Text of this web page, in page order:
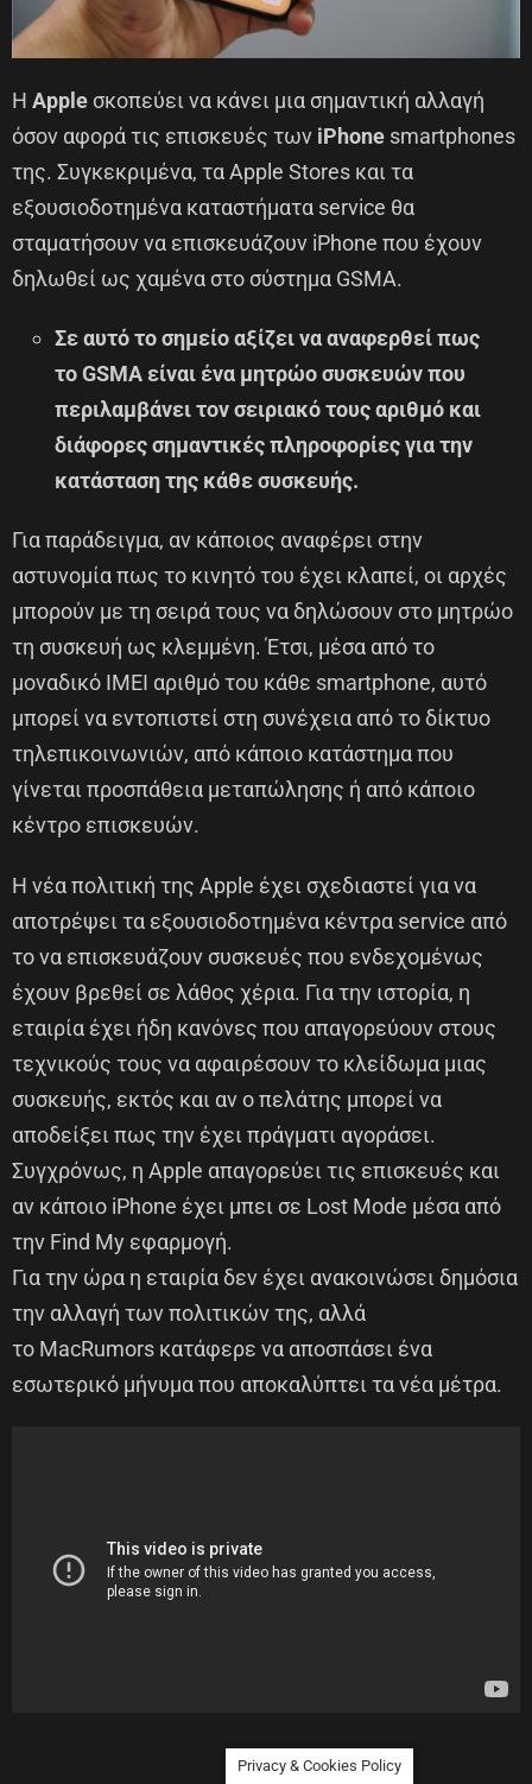
Η Apple σκοπεύει να κάνει μια σημαντική αλλαγή
όσον αφορά τις επισκευές των iPhone smartphones
της. Συγκεκριμένα, τα Apple Stores και τα
εξουσιοδοτημένα καταστήματα service θα
σταματήσουν να επισκευάζουν iPhone που έχουν
δηλωθεί ως χαμένα στο σύστημα GSMA.
Σε αυτό το σημείο αξίζει να αναφερθεί πως
το GSMA είναι ένα μητρώο συσκευών που
περιλαμβάνει τον σειριακό τους αριθμό και
διάφορες σημαντικές πληροφορίες για την
κατάσταση της κάθε συσκευής.
Για παράδειγμα, αν κάποιος αναφέρει στην
αστυνομία πως το κινητό του έχει κλαπεί, οι αρχές
μπορούν με τη σειρά τους να δηλώσουν στο μητρώο
τη συσκευή ως κλεμμένη. Έτσι, μέσα από το
μοναδικό IMEI αριθμό του κάθε smartphone, αυτό
μπορεί να εντοπιστεί στη συνέχεια από το δίκτυο
τηλεπικοινωνιών, από κάποιο κατάστημα που
γίνεται προσπάθεια μεταπώλησης ή από κάποιο
κέντρο επισκευών.
Η νέα πολιτική της Apple έχει σχεδιαστεί για να
αποτρέψει τα εξουσιοδοτημένα κέντρα service από
το να επισκευάζουν συσκευές που ενδεχομένως
έχουν βρεθεί σε λάθος χέρια. Για την ιστορία, η
εταιρία έχει ήδη κανόνες που απαγορεύουν στους
τεχνικούς τους να αφαιρέσουν το κλείδωμα μιας
συσκευής, εκτός και αν ο πελάτης μπορεί να
αποδείξει πως την έχει πράγματι αγοράσει.
Συγχρόνως, η Apple απαγορεύει τις επισκευές και
αν κάποιο iPhone έχει μπει σε Lost Mode μέσα από
την Find My εφαρμογή.
Για την ώρα η εταιρία δεν έχει ανακοινώσει δημόσια
την αλλαγή των πολιτικών της, αλλά
το MacRumors κατάφερε να αποσπάσει ένα
εσωτερικό μήνυμα που αποκαλύπτει τα νέα μέτρα.
Privacy & Cookies Policy